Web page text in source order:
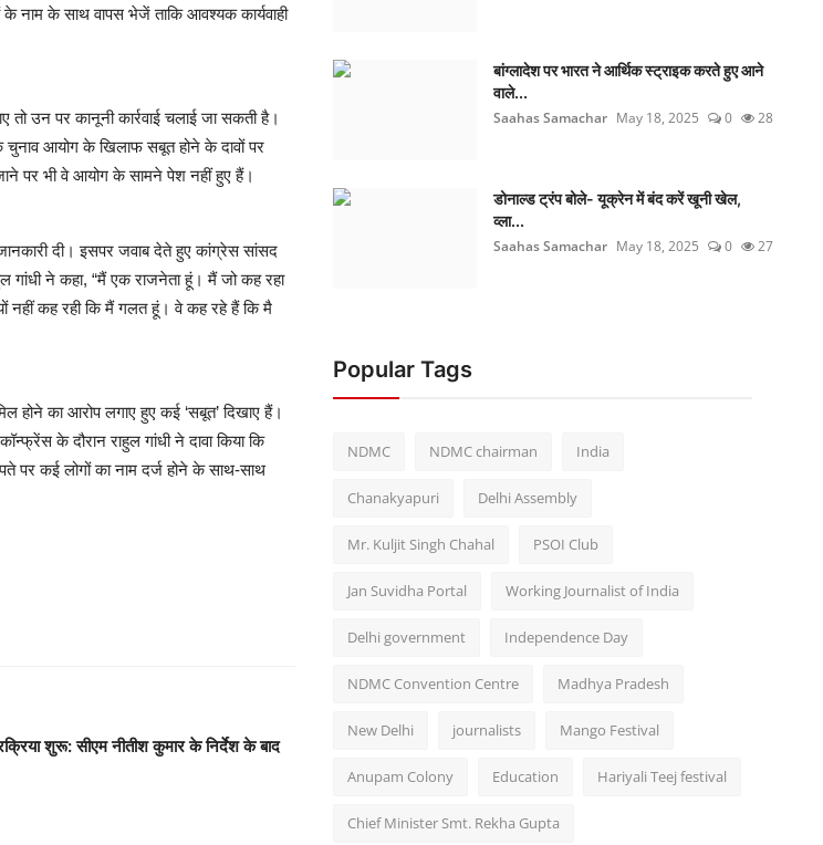
के साथ वापस भेजें ताकि आवश्यक कार्यवाही
उन पर कानूनी कार्रवाई चलाई जा सकती है।
चुनाव आयोग के खिलाफ सबूत होने के दावों पर
पर भी वे आयोग के सामने पेश नहीं हुए हैं।
दी। इसपर जवाब देते हुए कांग्रेस सांसद
ने कहा, “मैं एक राजनेता हूं। मैं जो कह रहा
नहीं कह रही कि मैं गलत हूं। वे कह रहे हैं कि मै
होने का आरोप लगाए हुए कई ‘सबूत’ दिखाए हैं।
के दौरान राहुल गांधी ने दावा किया कि
पर कई लोगों का नाम दर्ज होने के साथ-साथ
शुरू: सीएम नीतीश कुमार के निर्देश के बाद
बांग्लादेश पर भारत ने आर्थिक स्ट्राइक करते हुए आने
वाले...
Saahas Samachar May 18, 2025 0 28
डोनाल्ड ट्रंप बोले- यूक्रेन में बंद करें खूनी खेल,
व्ला...
Saahas Samachar May 18, 2025 0 27
Popular Tags
NDMC NDMC chairman India
Chanakyapuri Delhi Assembly
Mr. Kuljit Singh Chahal PSOI Club
Jan Suvidha Portal Working Journalist of India
Delhi government Independence Day
NDMC Convention Centre Madhya Pradesh
New Delhi journalists Mango Festival
Anupam Colony Education Hariyali Teej festival
Chief Minister Smt. Rekha Gupta